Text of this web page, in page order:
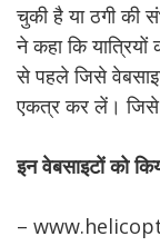
चुकी है या ठगी की
ने कहा कि
से पहले जिसे
एकत्र कर लें। जिसे
इन वेबसाइटों को
–